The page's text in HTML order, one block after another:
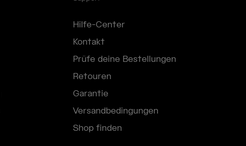
Hilfe-Center
Kontakt
Prüfe deine Bestellungen
Retouren
Garantie
Versandbedingungen
Shop finden